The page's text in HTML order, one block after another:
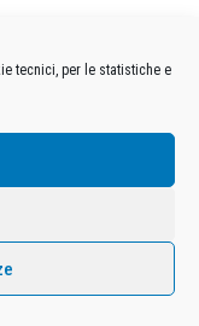
tecnici, per le statistiche e